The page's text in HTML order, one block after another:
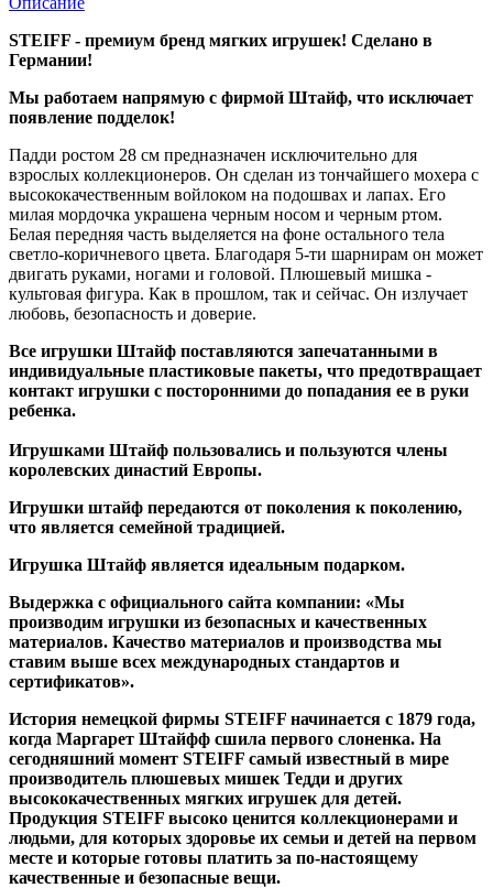
STEIFF - премиум бренд мягких игрушек! Сделано в
Германии!
Мы работаем напрямую с фирмой Штайф, что исключает
появление подделок!
Падди ростом 28 см предназначен исключительно для
взрослых коллекционеров. Он сделан из тончайшего мохера с
высококачественным войлоком на подошвах и лапах. Его
милая мордочка украшена черным носом и черным ртом.
Белая передняя часть выделяется на фоне остального тела
светло-коричневого цвета. Благодаря 5-ти шарнирам он может
двигать руками, ногами и головой. Плюшевый мишка -
культовая фигура. Как в прошлом, так и сейчас. Он излучает
любовь, безопасность и доверие.
Все игрушки Штайф поставляются запечатанными в
индивидуальные пластиковые пакеты, что предотвращает
контакт игрушки с посторонними до попадания ее в руки
ребенка.
Игрушками Штайф пользовались и пользуются члены
королевских династий Европы.
Игрушки штайф передаются от поколения к поколению,
что является семейной традицией.
Игрушка Штайф является идеальным подарком.
Выдержка с официального сайта компании: «Мы
производим игрушки из безопасных и качественных
материалов. Качество материалов и производства мы
ставим выше всех международных стандартов и
сертификатов».
История немецкой фирмы STEIFF начинается с 1879 года,
когда Маргарет Штайфф сшила первого слоненка. На
сегодняшний момент STEIFF самый известный в мире
производитель плюшевых мишек Тедди и других
высококачественных мягких игрушек для детей.
Продукция STEIFF высоко ценится коллекционерами и
людьми, для которых здоровье их семьи и детей на первом
месте и которые готовы платить за по-настоящему
качественные и безопасные вещи.